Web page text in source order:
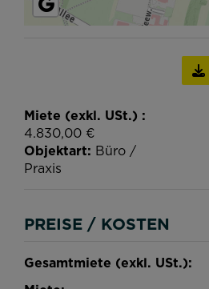
Miete (exkl. USt.)
4.830,00 €
Objektart Büro /
Praxis
PREISE / KOSTEN
Gesamtmiete (exkl. USt.):